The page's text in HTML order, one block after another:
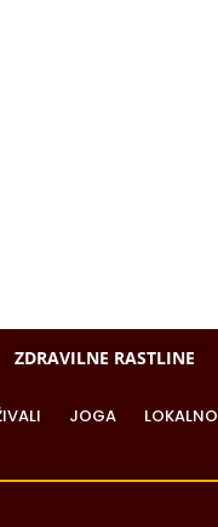
ZDRAVILNE RASTLINE
JOGA LOKALNO